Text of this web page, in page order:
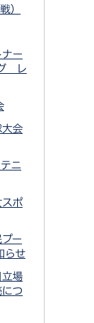
）
ー
レ
大会
ニ
ポ
ー
らせ
場
つ